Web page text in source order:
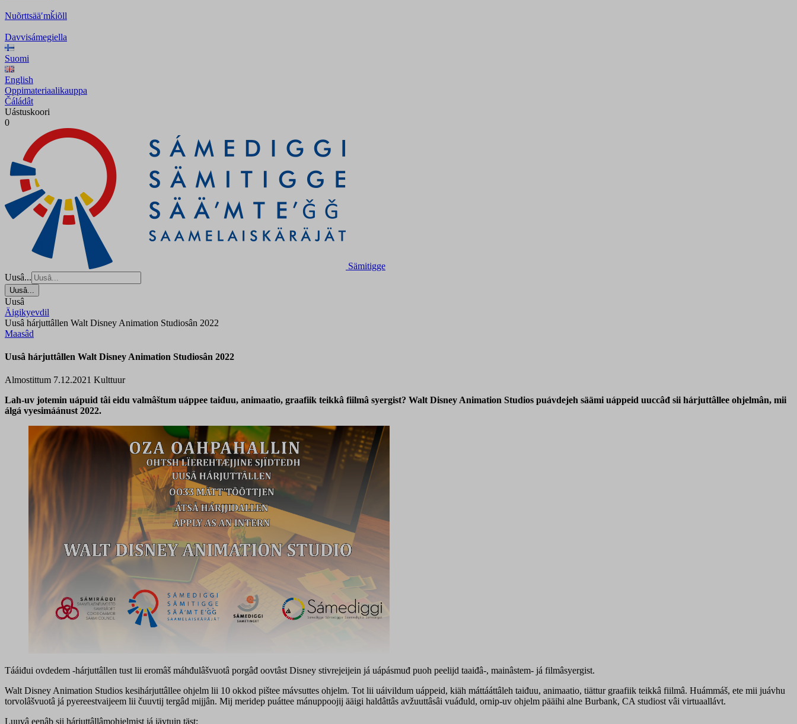
Nuõrttsääʹmǩiõll
Davvisámegiella
Suomi
English
Oppimateriaalikauppa
Čáládât
Uástuskoori
0
Sämitigge
Uusâ...
Uusâ...
Uusâ
Äigikyevdil
Uusâ hárjuttâllen Walt Disney Animation Studiosân 2022
Maasâd
Uusâ hárjuttâllen Walt Disney Animation Studiosân 2022
Almostittum 7.12.2021 Kulttuur
Lah-uv jotemin uápuid tâi eidu valmâštum uáppee taiđuu, animaatio, graafiik teikkâ fiilmâ syergist? Walt Disney Animation Studios puávdejeh säämi uáppeid uuccâđ sii hárjuttâllee ohjelmân, mii
álgá vyesimáánust 2022.
Tááiđui ovdedem -hárjuttâllen tust lii eromâš máhđulâšvuotâ porgâđ oovtâst Disney stivrejeijein já uápásmuđ puoh peelijd taaiđâ-, mainâstem- já filmâsyergist.
Walt Disney Animation Studios kesihárjuttâllee ohjelm lii 10 okkod pištee mávsuttes ohjelm. Tot lii uáivildum uáppeid, kiäh máttááttâleh taiđuu, animaatio, tiättur graafiik teikkâ fiilmâ. Huámmáš, ete mii juávhu
torvolâšvuotâ já pyereestvaijeem lii čuuvtij tergâd mijjân. Mij meridep puáttee mánuppoojij ääigi haldâttâs avžuuttâsâi vuáđuld, ornip-uv ohjelm pääihi alne Burbank, CA studiost vâi virtuaallávt.
Luuvâ eenâb sii hárjuttâllâmohjelmist já iävtuin täst: